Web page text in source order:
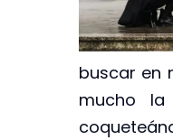
buscar en
mucho